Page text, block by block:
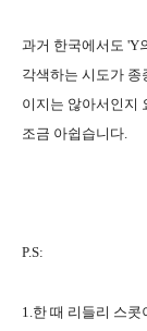
과거 한국에서도 'Y
각색하는 시도가 종
이지는 않아서인지
조금 아쉽습니다.
P.S:
1.한 때 리들리 스